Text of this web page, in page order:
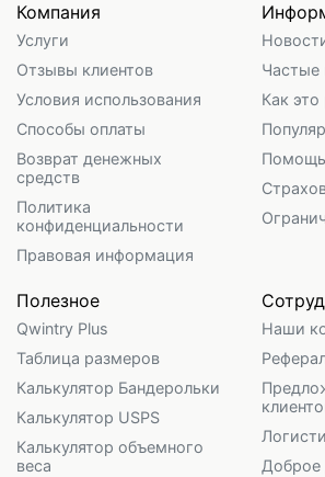
Компания
Услуги
Отзывы клиентов
Условия использования
Способы оплаты
Возврат денежных
средств
Политика
конфиденциальности
Правовая информация
Частые
Как это
Помощь
Полезное
Qwintry Plus
Таблица размеров
Калькулятор Бандерольки
Калькулятор USPS
Калькулятор объемного
веса
Наши
Доброе